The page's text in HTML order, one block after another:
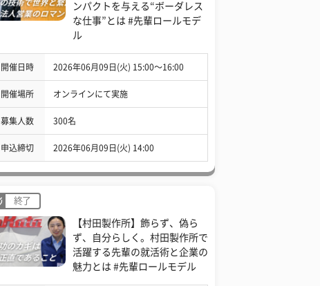
ンパクトを与える“ボーダレス
な仕事”とは #先輩ロールモデ
ル
開催日時 2026年06月09日(火) 15:00〜16:00
開催場所 オンラインにて実施
募集人数 300名
申込締切 2026年06月09日(火) 14:00
終了
【村田製作所】飾らず、偽ら
ず、自分らしく。村田製作所で
活躍する先輩の就活術と企業の
魅力とは #先輩ロールモデル